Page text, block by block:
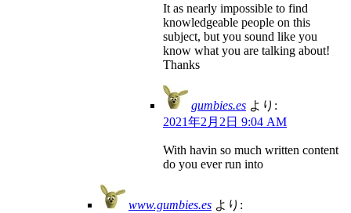
It as nearly impossible to find
knowledgeable people on this
subject, but you sound like you
know what you are talking about!
Thanks
gumbies.es より:
2021年2月2日 9:04 AM
With havin so much written content
do you ever run into
www.gumbies.es より: